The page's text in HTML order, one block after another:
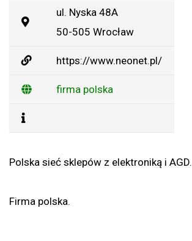
ul. Nyska 48A
50-505 Wrocław
https://www.neonet.pl/
firma polska
Polska sieć sklepów z elektroniką i AGD.
Firma polska.